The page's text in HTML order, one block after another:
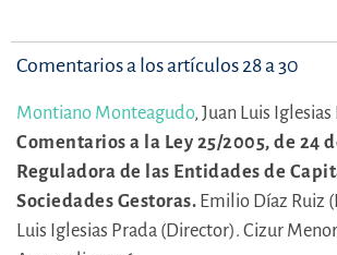
Comentarios a los artículos 28 a 30
Montiano Monteagudo, Juan Luis Iglesias
Comentarios a la Ley 25/2005, de 24
Reguladora de las Entidades de
Sociedades Gestoras. Emilio Díaz Ruiz
Luis Iglesias Prada (Director). Cizur